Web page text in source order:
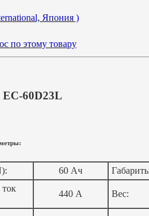
Япония )
по этому товару
60D23L
60 Ач
440 А Вес: